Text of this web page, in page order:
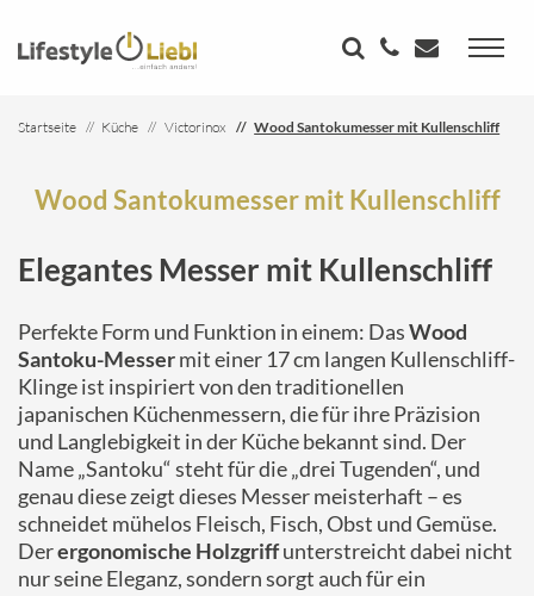
Startseite Küche Victorinox Wood Santokumesser mit Kullenschliff
Wood Santokumesser mit Kullenschliff
Elegantes Messer mit Kullenschliff
Perfekte Form und Funktion in einem: DasWood
Santoku-Messermit einer 17 cm langen Kullenschliff-
Klinge ist inspiriert von den traditionellen
japanischen Küchenmessern, die für ihre Präzision
und Langlebigkeit in der Küche bekannt sind. Der
Name „Santoku“ steht für die „drei Tugenden“, und
genau diese zeigt dieses Messer meisterhaft – es
schneidet mühelos Fleisch, Fisch, Obst und Gemüse.
Derergonomische Holzgriffunterstreicht dabei nicht
nur seine Eleganz, sondern sorgt auch für ein